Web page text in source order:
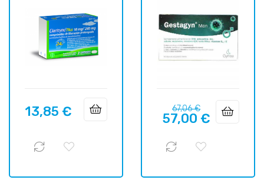
Precio
13,85 €
Precio
regular
67,06 €Precio
57,00 €